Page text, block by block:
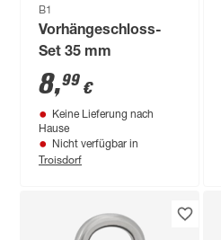
B1
Vorhängeschloss-
Set 35 mm
8,99 €
Keine Lieferung nach
Hause
Nicht verfügbar in
Troisdorf